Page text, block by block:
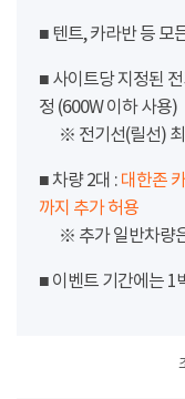
■ 텐트, 카라반 등 모
■ 사이트당 지정된
정 (600W 이하 사용)
※ 전기선(릴선) 최
■ 차량 2대 : 대한존
까지 추가 허용
※ 추가 일반차량
■ 이벤트 기간에는 1